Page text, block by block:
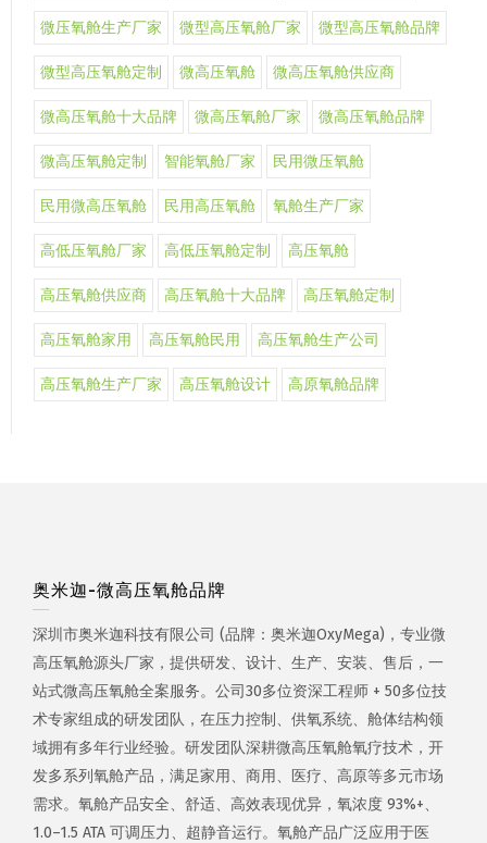
微压氧舱生产厂家 微型高压氧舱厂家 微型高压氧舱品牌
微型高压氧舱定制 微高压氧舱 微高压氧舱供应商
微高压氧舱十大品牌 微高压氧舱厂家 微高压氧舱品牌
微高压氧舱定制 智能氧舱厂家 民用微压氧舱
民用微高压氧舱 民用高压氧舱 氧舱生产厂家
高低压氧舱厂家 高低压氧舱定制 高压氧舱
高压氧舱供应商 高压氧舱十大品牌 高压氧舱定制
高压氧舱家用 高压氧舱民用 高压氧舱生产公司
高压氧舱生产厂家 高压氧舱设计 高原氧舱品牌
奥米迦-微高压氧舱品牌
深圳市奥米迦科技有限公司 (品牌：奥米迦OxyMega)，专业微
高压氧舱源头厂家，提供研发、设计、生产、安装、售后，一
站式微高压氧舱全案服务。公司30多位资深工程师 + 50多位技
术专家组成的研发团队，在压力控制、供氧系统、舱体结构领
域拥有多年行业经验。研发团队深耕微高压氧舱氧疗技术，开
发多系列氧舱产品，满足家用、商用、医疗、高原等多元市场
需求。氧舱产品安全、舒适、高效表现优异，氧浓度 93%+、
1.0–1.5 ATA 可调压力、超静音运行。氧舱产品广泛应用于医